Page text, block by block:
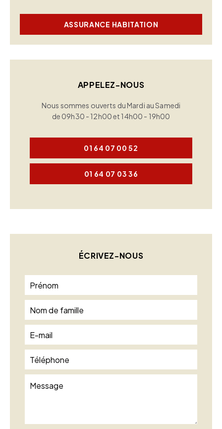
ASSURANCE HABITATION
APPELEZ-NOUS
Nous sommes ouverts du Mardi au Samedi
de 09h30 - 12h00 et 14h00 - 19h00
01 64 07 00 52
01 64 07 03 36
ÉCRIVEZ-NOUS